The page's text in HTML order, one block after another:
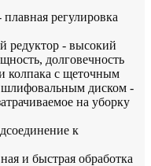
регулировка
редуктор - высокий
долговечность
колпака с щеточным
диском -
на уборку
к
и быстрая обработка